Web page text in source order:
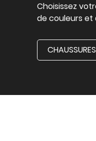
Choisissez
de couleurs et